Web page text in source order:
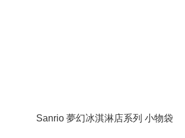
Sanrio 夢幻冰淇淋店系列 小物袋